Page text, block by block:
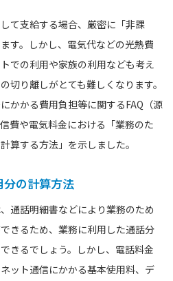
て支給する場合、厳密に「非課
す。しかし、電気代などの光熱費
での利用や家族の利用なども考え
切り離しがとても難しくなります。
かかる費用負担等に関するFAQ（源
費や電気料金における「業務のた
算する方法」を示しました。
の計算方法
通話明細書などにより業務のため
きるため、業務に利用した通話分
きるでしょう。しかし、電話料金
ット通信にかかる基本使用料、デ